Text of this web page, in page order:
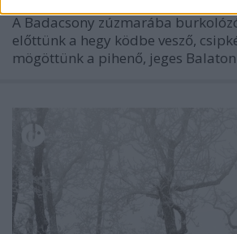
A Badacsony zúzmarába
előttünk a hegy ködbe vesző,
mögöttünk a pihenő, jeges